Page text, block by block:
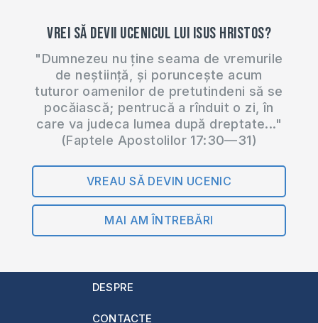
Vrei să devii ucenicul lui Isus Hristos?
"Dumnezeu nu ține seama de vremurile
de neștiință, și poruncește acum
tuturor oamenilor de pretutindeni să se
pocăiască; pentrucă a rînduit o zi, în
care va judeca lumea după dreptate..."
(Faptele Apostolilor 17:30—31)
VREAU SĂ DEVIN UCENIC
MAI AM ÎNTREBĂRI
DESPRE
CONTACTE